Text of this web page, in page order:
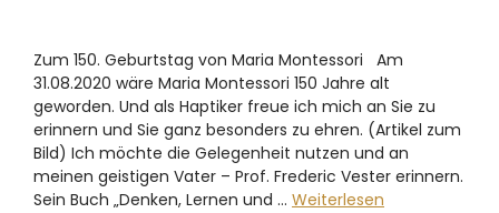
Zum 150. Geburtstag von Maria Montessori Am
31.08.2020 wäre Maria Montessori 150 Jahre alt
geworden. Und als Haptiker freue ich mich an Sie zu
erinnern und Sie ganz besonders zu ehren. (Artikel zum
Bild) Ich möchte die Gelegenheit nutzen und an
meinen geistigen Vater – Prof. Frederic Vester erinnern.
Sein Buch „Denken, Lernen und … Weiterlesen